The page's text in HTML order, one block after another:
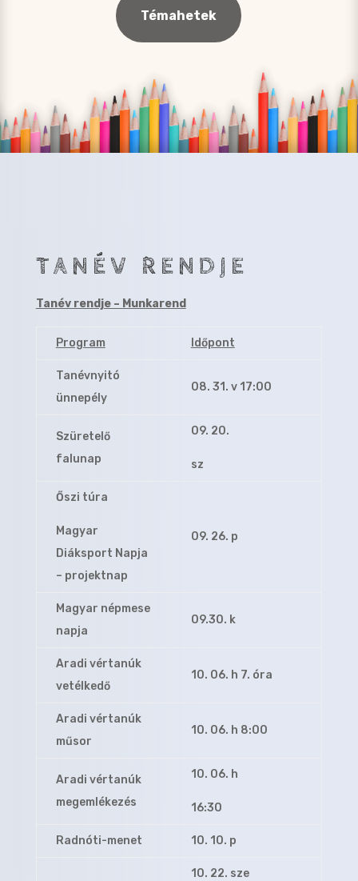
Témahetek
TANÉV RENDJE
Tanév rendje – Munkarend
Program Időpont
Tanévnyitó
ünnepély
08. 31. v 17:00
Szüretelő
falunap
09. 20.
sz
Őszi túra
Magyar
Diáksport Napja
– projektnap
09. 26. p
Magyar népmese
napja
09.30. k
Aradi vértanúk
vetélkedő
10. 06. h 7. óra
Aradi vértanúk
műsor
10. 06. h 8:00
Aradi vértanúk
megemlékezés
10. 06. h
16:30
Radnóti-menet 10. 10. p
10. 22. sze